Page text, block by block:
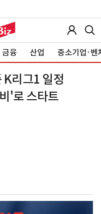
금융 산업 중소기업·벤
리그1 일정
'로 스타트